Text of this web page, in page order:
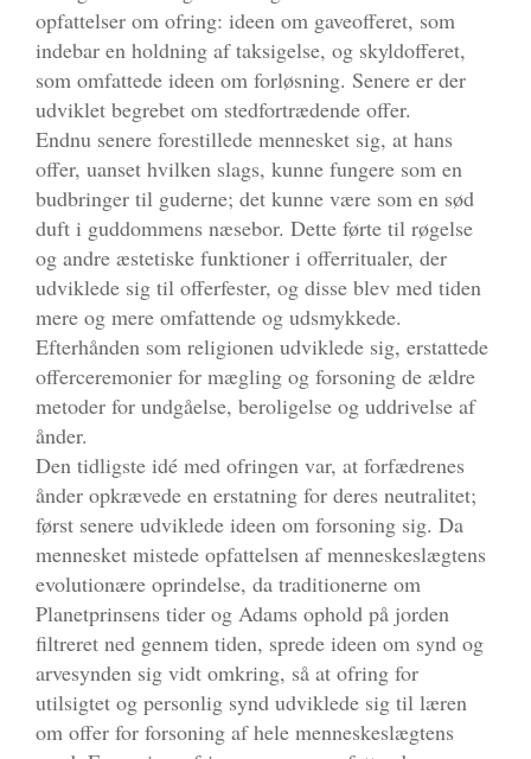
opfattelser om ofring: ideen om gaveofferet, som
indebar en holdning af taksigelse, og skyldofferet,
som omfattede ideen om forløsning. Senere er der
udviklet begrebet om stedfortrædende offer.
Endnu senere forestillede mennesket sig, at hans
offer, uanset hvilken slags, kunne fungere som en
budbringer til guderne; det kunne være som en sød
duft i guddommens næsebor. Dette førte til røgelse
og andre æstetiske funktioner i offerritualer, der
udviklede sig til offerfester, og disse blev med tiden
mere og mere omfattende og udsmykkede.
Efterhånden som religionen udviklede sig, erstattede
offerceremonier for mægling og forsoning de ældre
metoder for undgåelse, beroligelse og uddrivelse af
ånder.
Den tidligste idé med ofringen var, at forfædrenes
ånder opkrævede en erstatning for deres neutralitet;
først senere udviklede ideen om forsoning sig. Da
mennesket mistede opfattelsen af menneskeslægtens
evolutionære oprindelse, da traditionerne om
Planetprinsens tider og Adams ophold på jorden
filtreret ned gennem tiden, sprede ideen om synd og
arvesynden sig vidt omkring, så at ofring for
utilsigtet og personlig synd udviklede sig til læren
om offer for forsoning af hele menneskeslægtens